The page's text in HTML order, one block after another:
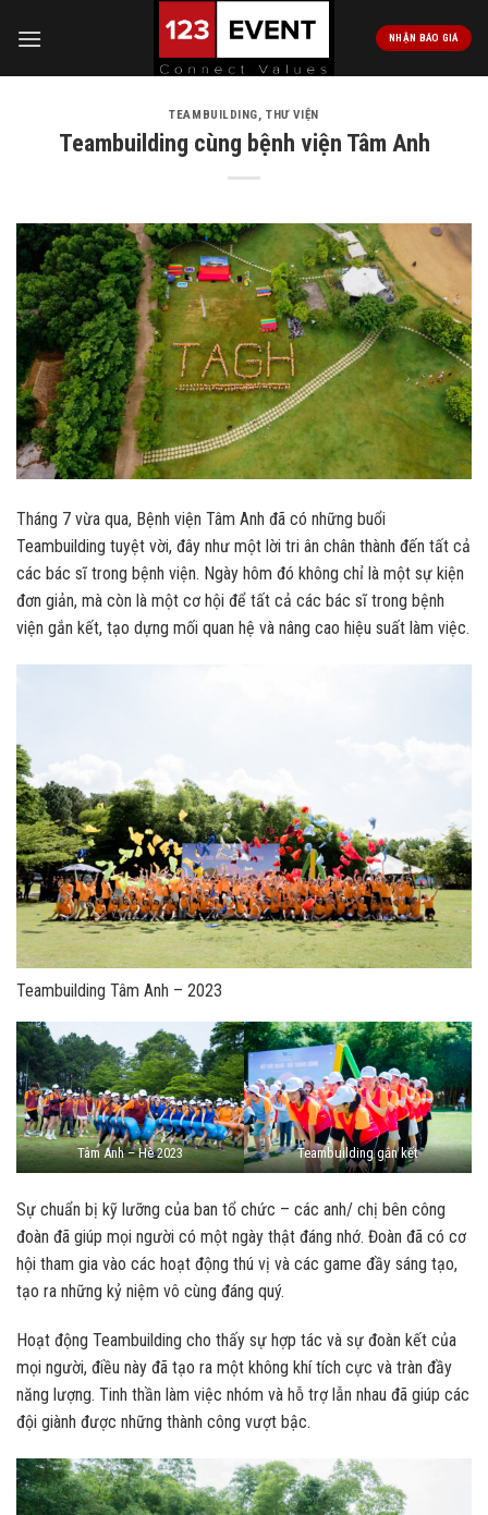
NHẬN BÁO GIÁ
TEAMBUILDING,THƯ VIỆN
Teambuilding cùng bệnh viện Tâm Anh
Tháng 7 vừa qua, Bệnh viện Tâm Anh đã có những buổi
Teambuilding tuyệt vời, đây như một lời tri ân chân thành đến tất cả
các bác sĩ trong bệnh viện. Ngày hôm đó không chỉ là một sự kiện
đơn giản, mà còn là một cơ hội để tất cả các bác sĩ trong bệnh
viện gắn kết, tạo dựng mối quan hệ và nâng cao hiệu suất làm việc.
Teambuilding Tâm Anh – 2023
Tâm Anh – Hè 2023 Teambuilding gắn kết
Sự chuẩn bị kỹ lưỡng của ban tổ chức – các anh/ chị bên công
đoàn đã giúp mọi người có một ngày thật đáng nhớ. Đoàn đã có cơ
hội tham gia vào các hoạt động thú vị và các game đầy sáng tạo,
tạo ra những kỷ niệm vô cùng đáng quý.
Hoạt động Teambuilding cho thấy sự hợp tác và sự đoàn kết của
mọi người, điều này đã tạo ra một không khí tích cực và tràn đầy
năng lượng. Tinh thần làm việc nhóm và hỗ trợ lẫn nhau đã giúp các
đội giành được những thành công vượt bậc.